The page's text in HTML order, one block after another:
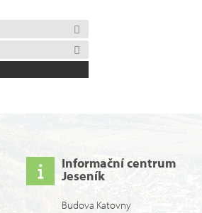
Informační centrum
Jeseník
Budova Katovny